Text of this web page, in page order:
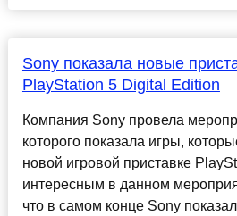
Sony показала новые
PlayStation 5 Digital Edition
Компания Sony провела
которого показала игры,
новой игровой приставке
интересным в данном
что в самом конце Sony